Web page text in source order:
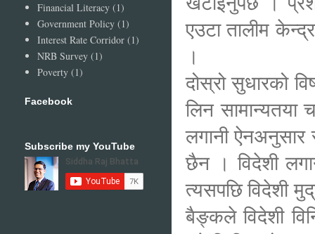
एउटा तालीम
।
दोस्रो सुधारको
लिन सामान्यतया
लगानी ऐनअनुसार
छैन । विदेशी
त्यसपछि विदेशी
बैङ्कले विदेशी
Financial Literacy (1)
Government Policy (1)
Interest Rate Corridor (1)
NRB Survey (1)
Poverty (1)
Facebook
Subscribe my YouTube